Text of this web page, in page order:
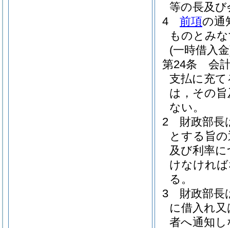
等の長及
4
前項の通
ものとみ
(一時借入
第24条
会
支払に充
は，その
ない。
2
財政部長
とする旨
及び利率
けなけれ
る。
3
財政部長
に借入れ
者へ通知